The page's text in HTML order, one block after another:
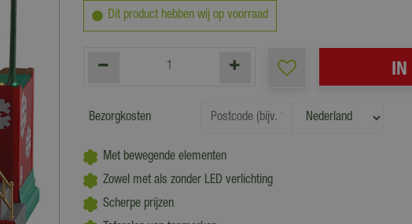
Dit product hebben wij op voorraad
Bezorgkosten
Met bewegende elementen
Zowel met als zonder LED verlichting
Scherpe prijzen